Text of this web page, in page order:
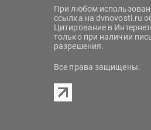
При любом
ссылка на dvnovosti.ru
Цитирование в
только при наличии
разрешения.
Все права защищены.